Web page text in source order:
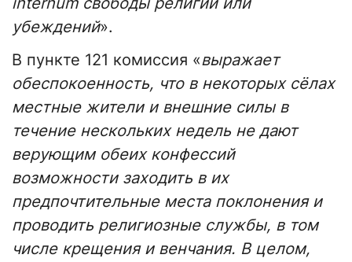
убеждений».
В пункте 121 комиссия «выражает
обеспокоенность, что в некоторых сёлах
местные жители и внешние силы в
течение нескольких недель не дают
верующим обеих конфессий
возможности заходить в их
предпочтительные места поклонения и
проводить религиозные службы, в том
числе крещения и венчания. В целом,